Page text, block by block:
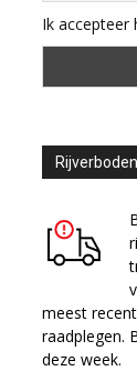
Ik accepteer
Rijverboden
meest
raadplegen.
deze week.